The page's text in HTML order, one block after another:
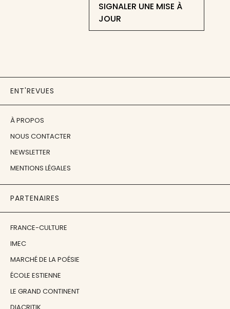
SIGNALER UNE MISE À
JOUR
ENT'REVUES
À PROPOS
NOUS CONTACTER
NEWSLETTER
MENTIONS LÉGALES
PARTENAIRES
FRANCE-CULTURE
IMEC
MARCHÉ DE LA POÉSIE
ÉCOLE ESTIENNE
LE GRAND CONTINENT